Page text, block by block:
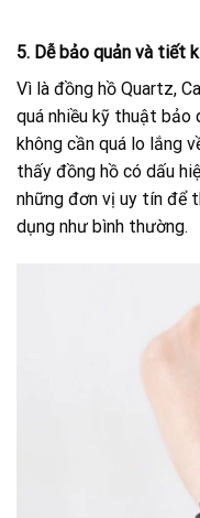
5. Dễ bảo quản và tiết
Vì là đồng hồ Quartz,
quá nhiều kỹ thuật bảo
không cần quá lo lắng
thấy đồng hồ có dấu
những đơn vị uy tín để
dụng như bình thường.